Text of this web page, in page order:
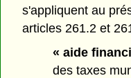
s'appliquent au
articles 261.2 et
« aide
des taxes